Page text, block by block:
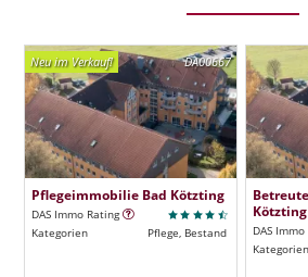
DA00667
Neu im Verkauf!
Pflegeimmobilie Bad Kötzting
DAS Immo Rating
Kategorien
Pflege, Bestand
Kötzting
DAS
Kategorien